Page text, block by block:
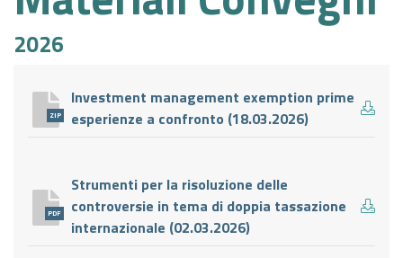
2026
ZIP
Investment management exemption prime
esperienze a confronto (18.03.2026)
PDF
Strumenti per la risoluzione delle
controversie in tema di doppia tassazione
internazionale (02.03.2026)